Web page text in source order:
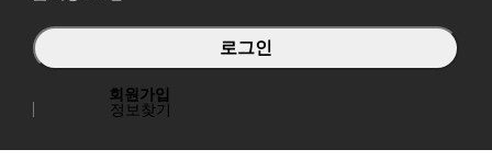
회원가입
정보찾기